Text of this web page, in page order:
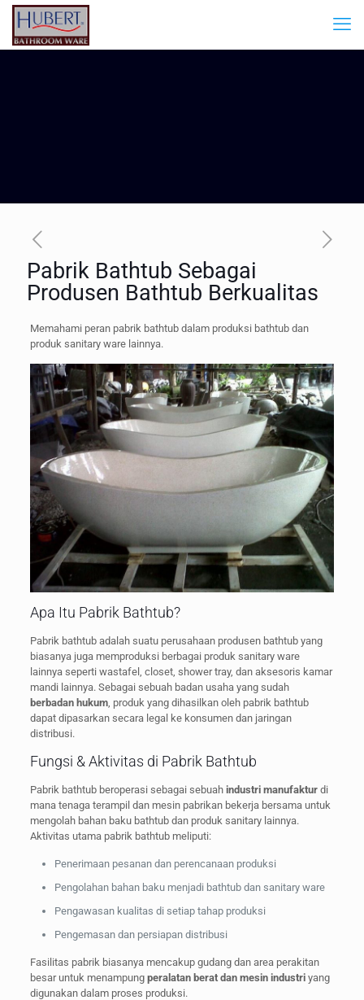
Pabrik Bathtub Sebagai
Produsen Bathtub Berkualitas
Memahami peran pabrik bathtub dalam produksi bathtub dan
produk sanitary ware lainnya.
Apa Itu Pabrik Bathtub?
Pabrik bathtub adalah suatu perusahaan produsen bathtub yang
biasanya juga memproduksi berbagai produk sanitary ware
lainnya seperti wastafel, closet, shower tray, dan aksesoris kamar
mandi lainnya. Sebagai sebuah badan usaha yang sudah
berbadan hukum, produk yang dihasilkan oleh pabrik bathtub
dapat dipasarkan secara legal ke konsumen dan jaringan
distribusi.
Fungsi & Aktivitas di Pabrik Bathtub
Pabrik bathtub beroperasi sebagai sebuah industri manufakturdi
mana tenaga terampil dan mesin pabrikan bekerja bersama untuk
mengolah bahan baku bathtub dan produk sanitary lainnya.
Aktivitas utama pabrik bathtub meliputi:
Penerimaan pesanan dan perencanaan produksi
Pengolahan bahan baku menjadi bathtub dan sanitary ware
Pengawasan kualitas di setiap tahap produksi
Pengemasan dan persiapan distribusi
Fasilitas pabrik biasanya mencakup gudang dan area perakitan
besar untuk menampung peralatan berat dan mesin industriyang
digunakan dalam proses produksi.